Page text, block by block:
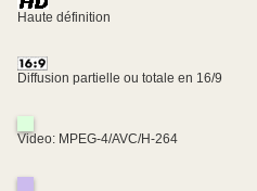
Haute définition
Diffusion partielle ou totale en 16/9
Video: MPEG-4/AVC/H-264